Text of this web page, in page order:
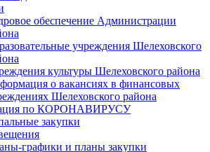
обеспечение Администрации
учреждения Шелеховского
культуры Шелеховского района
о вакансиях в финансовых
Шелеховского района
по КОРОНАВИРУСУ
закупки
графики и планы закупки